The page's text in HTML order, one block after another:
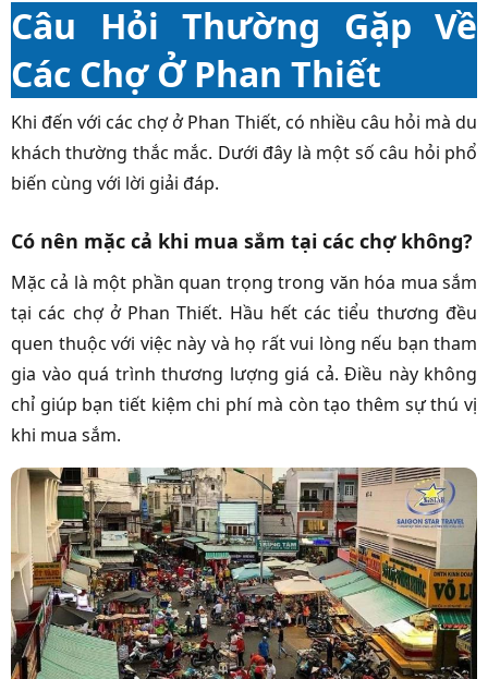
Câu Hỏi Thường Gặp Về
Các Chợ Ở Phan Thiết
Khi đến với các chợ ở Phan Thiết, có nhiều câu hỏi mà du
khách thường thắc mắc. Dưới đây là một số câu hỏi phổ
biến cùng với lời giải đáp.
Có nên mặc cả khi mua sắm tại các chợ không?
Mặc cả là một phần quan trọng trong văn hóa mua sắm
tại các chợ ở Phan Thiết. Hầu hết các tiểu thương đều
quen thuộc với việc này và họ rất vui lòng nếu bạn tham
gia vào quá trình thương lượng giá cả. Điều này không
chỉ giúp bạn tiết kiệm chi phí mà còn tạo thêm sự thú vị
khi mua sắm.